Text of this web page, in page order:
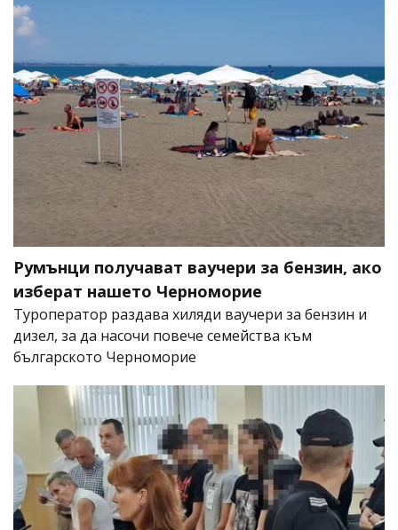
Румънци получават ваучери за бензин, ако
изберат нашето Черноморие
Туроператор раздава хиляди ваучери за бензин и
дизел, за да насочи повече семейства към
българското Черноморие